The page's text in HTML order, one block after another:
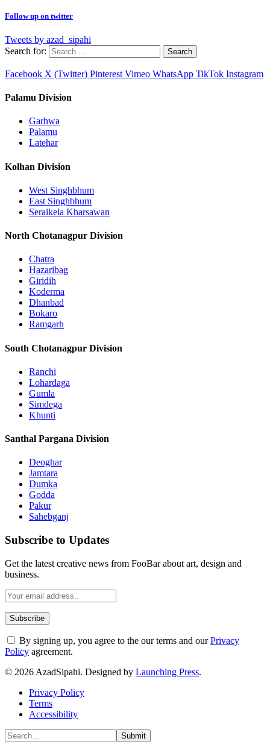
Follow up on twitter
Tweets by azad_sipahi
Search for:
Facebook X (Twitter) Pinterest Vimeo WhatsApp TikTok Instagram
Palamu Division
Garhwa
Palamu
Latehar
Kolhan Division
West Singhbhum
East Singhbhum
Seraikela Kharsawan
North Chotanagpur Division
Chatra
Hazaribag
Giridih
Koderma
Dhanbad
Bokaro
Ramgarh
South Chotanagpur Division
Ranchi
Lohardaga
Gumla
Simdega
Khunti
Santhal Pargana Division
Deoghar
Jamtara
Dumka
Godda
Pakur
Sahebganj
Subscribe to Updates
Get the latest creative news from FooBar about art, design and
business.
By signing up, you agree to the our terms and ourPrivacy
Policy agreement.
© 2026 AzadSipahi. Designed by Launching Press.
Privacy Policy
Terms
Accessibility
Submit